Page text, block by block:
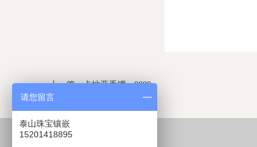
上一篇：卡地亚手镯：0009
下一篇：
请您留言
泰山珠宝镶嵌
15201418895